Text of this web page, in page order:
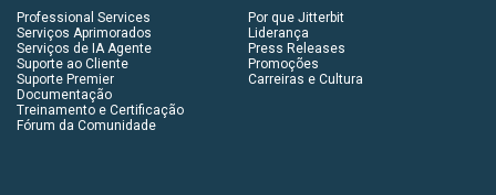
Professional Services
Serviços Aprimorados
Serviços de IA Agente
Suporte ao Cliente
Suporte Premier
Documentação
Treinamento e Certificação
Fórum da Comunidade
Por que Jitterbit
Liderança
Press Releases
Promoções
Carreiras e Cultura